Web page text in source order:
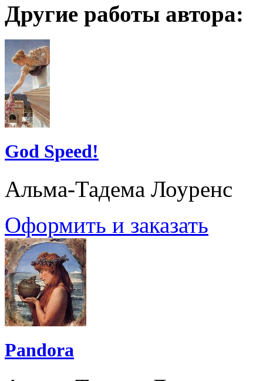
Другие работы автора:
God Speed!
Альма-Тадема Лоуренс
Оформить и заказать
Pandora